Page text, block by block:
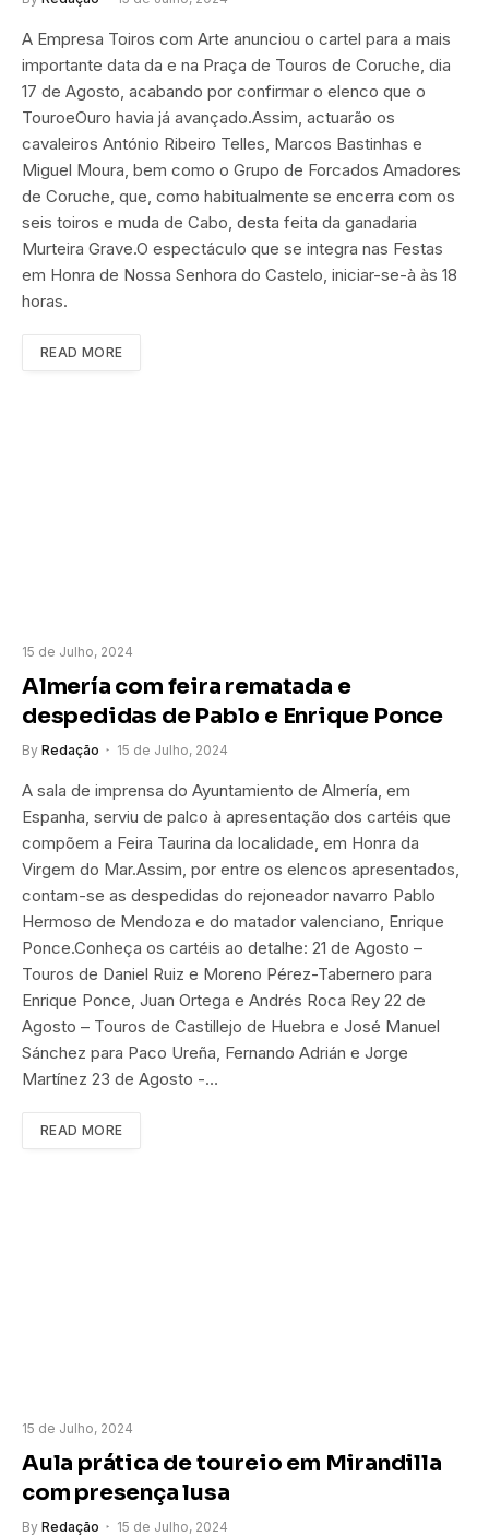
A Empresa Toiros com Arte anunciou o cartel para a mais
importante data da e na Praça de Touros de Coruche, dia
17 de Agosto, acabando por confirmar o elenco que o
TouroeOuro havia já avançado.Assim, actuarão os
cavaleiros António Ribeiro Telles, Marcos Bastinhas e
Miguel Moura, bem como o Grupo de Forcados Amadores
de Coruche, que, como habitualmente se encerra com os
seis toiros e muda de Cabo, desta feita da ganadaria
Murteira Grave.O espectáculo que se integra nas Festas
em Honra de Nossa Senhora do Castelo, iniciar-se-à às 18
horas.
READ MORE
15 de Julho, 2024
Almería com feira rematada e
despedidas de Pablo e Enrique Ponce
By Redação 15 de Julho, 2024
A sala de imprensa do Ayuntamiento de Almería, em
Espanha, serviu de palco à apresentação dos cartéis que
compõem a Feira Taurina da localidade, em Honra da
Virgem do Mar.Assim, por entre os elencos apresentados,
contam-se as despedidas do rejoneador navarro Pablo
Hermoso de Mendoza e do matador valenciano, Enrique
Ponce.Conheça os cartéis ao detalhe: 21 de Agosto –
Touros de Daniel Ruiz e Moreno Pérez-Tabernero para
Enrique Ponce, Juan Ortega e Andrés Roca Rey 22 de
Agosto – Touros de Castillejo de Huebra e José Manuel
Sánchez para Paco Ureña, Fernando Adrián e Jorge
Martínez 23 de Agosto -…
READ MORE
15 de Julho, 2024
Aula prática de toureio em Mirandilla
com presença lusa
By Redação 15 de Julho, 2024